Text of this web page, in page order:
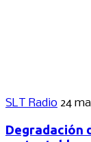
SLT Radio 24
Degradación